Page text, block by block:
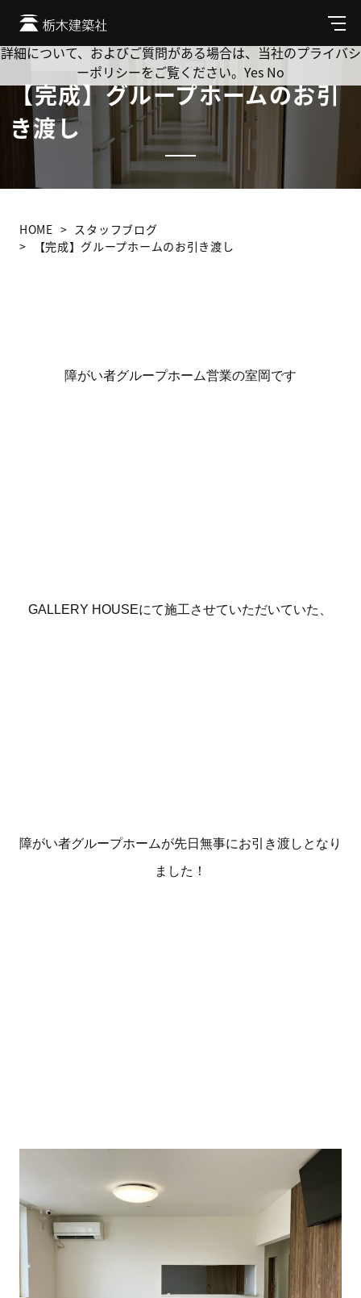
メ
ニ
ュ
【完成】グループホームのお引
き渡し
HOME
スタッフブログ
【完成】グループホームのお引き渡し
障がい者グループホーム営業の室岡です
GALLERY HOUSEにて施工させていただいていた、
障がい者グループホームが先日無事にお引き渡しとなり
ました！
Cookie を使用して、お客様の活動を追跡してもよろしいです
か? 当社ではお客様のプライバシーを極めて重視しています。
詳細について、およびご質問がある場合は、当社のプライバシ
ーポリシーをご覧ください。 Yes No